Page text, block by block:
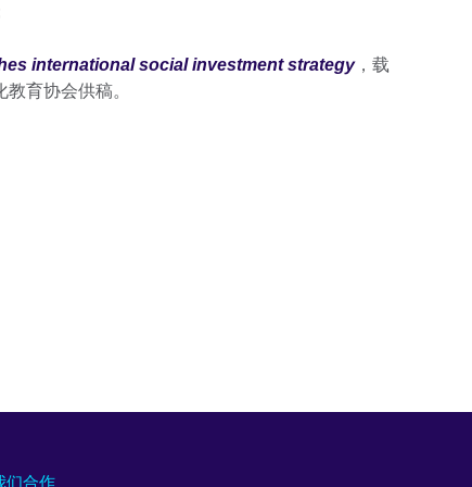
international social investment strategy，载
育协会供稿。
们合作